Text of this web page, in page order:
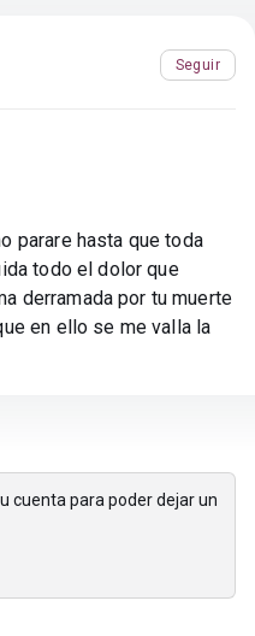
Seguir
parare hasta que toda
todo el dolor que
derramada por tu muerte
en ello se me valla la
cuenta para poder dejar un